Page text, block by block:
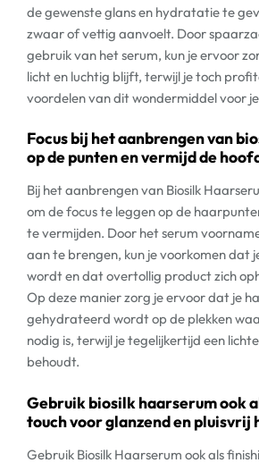
de gewenste glans en hydratatie te
zwaar of vettig aanvoelt. Door
gebruik van het serum, kun je ervoor
licht en luchtig blijft, terwijl je toch
voordelen van dit wondermiddel voor
Focus bij het aanbrengen van
op de punten en vermijd de
Bij het aanbrengen van Biosilk
om de focus te leggen op de
te vermijden. Door het serum
aan te brengen, kun je voorkomen dat
wordt en dat overtollig product zich
Op deze manier zorg je ervoor dat je
gehydrateerd wordt op de plekken
nodig is, terwijl je tegelijkertijd een
behoudt.
Gebruik biosilk haarserum ook
touch voor glanzend en pluisvrij
Gebruik Biosilk Haarserum ook als